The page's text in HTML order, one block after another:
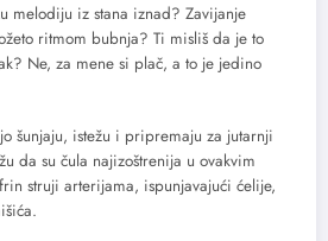
melodiju iz stana iznad? Zavijanje
ritmom bubnja? Ti misliš da je to
Ne, za mene si plač, a to je jedino
šunjaju, istežu i pripremaju za jutarnji
da su čula najizoštrenija u ovakvim
struji arterijama, ispunjavajući ćelije,